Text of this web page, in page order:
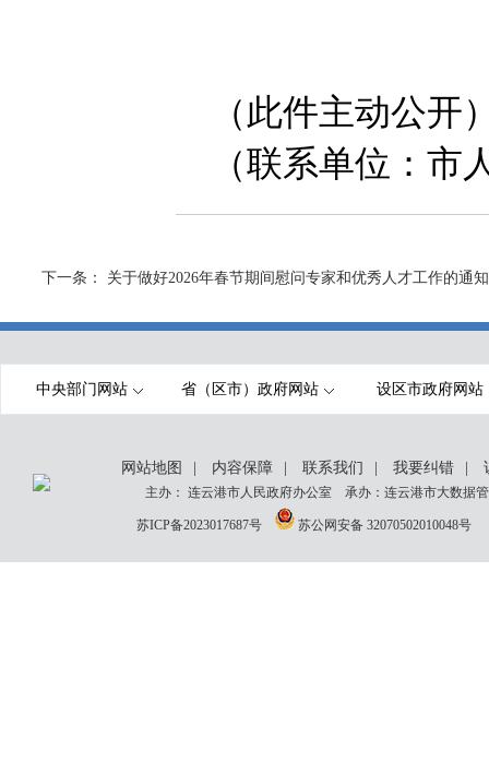
（此件主动公开
（联系单位：市
下一条： 关于做好2026年春节期间慰问专家和优秀人才工作的通知
中央部门网站 省（区市）政府网站 设区市政府网站
网站地图 | 内容保障 | 联系我们 | 我要纠错 |
主办： 连云港市人民政府办公室 承办：连云港市大数据
苏ICP备2023017687号 苏公网安备 32070502010048号